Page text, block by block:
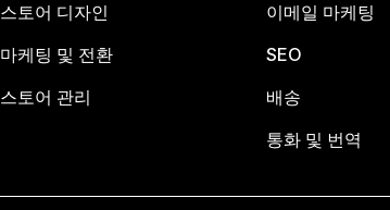
스토어 디자인
마케팅 및 전환
스토어 관리
이메일 마케팅
SEO
배송
통화 및 번역